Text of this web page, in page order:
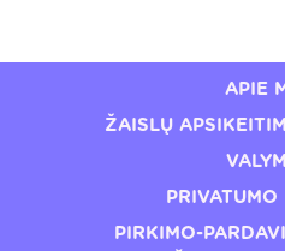
APIE
ŽAISLŲ
PIRKIMO-